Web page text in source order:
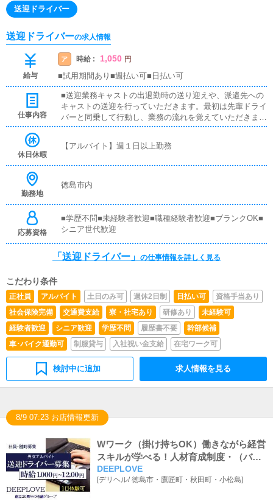
送迎ドライバー
送迎ドライバーの求人情報
給与
ア 時給 : 1,050 円
■試用期間あり■週払い可■日払い可
仕事内容
■送迎業務キャストの出退勤時の送り迎えや、派遣先への
キャストの送迎を行っていただきます。最初は先輩ドライ
バーと同乗して行動し、業務の流れを覚えていただきます
ので、未経験の方でも安心して働けます。お客様と対面で
は支給します。■清掃業務送迎業務の空き時間に、事務所
休日休暇
【アルバイト】週１日以上勤務
勤務地
徳島市内
応募資格
■学歴不問■未経験者歓迎■職種経験者歓迎■ブランクOK■
シニア世代歓迎
「送迎ドライバー」 の仕事情報を詳しく見る
こだわり条件
正社員 アルバイト 土日のみ可 週休2日制 日払い可
資格手当あり
社会保険完備
交通費支給 寮・社宅あり 研修あり
未経験可
経験者歓迎
シニア歓迎 学歴不問 履歴書不要
幹部候補
車･バイク通勤可
制服貸与 入社祝い金支給 在宅ワーク可
検討中に追加 求人情報を見る
8/9 07:23 お店情報更新
Wワーク（掛け持ちOK）働きながら経営
スキルが学べる！人材育成制度・（バイ
ト体験入店あり）
DEEPLOVE
[デリヘル/徳島市・鷹匠町・秋田町・小松島]